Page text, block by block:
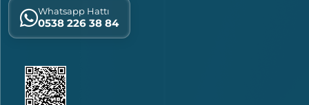
Whatsapp Hattı
0538 226 38 84